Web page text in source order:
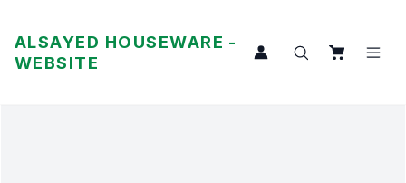
ALSAYED HOUSEWARE -
WEBSITE